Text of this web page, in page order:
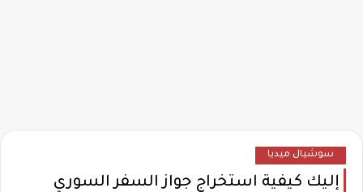
سوشيال ميديا
إليك كيفية استخراج جواز السفر السوري